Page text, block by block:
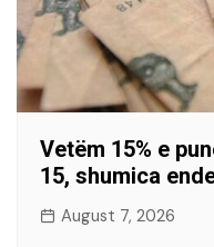
Vetëm 15% e
15, shumica
August 7, 2026